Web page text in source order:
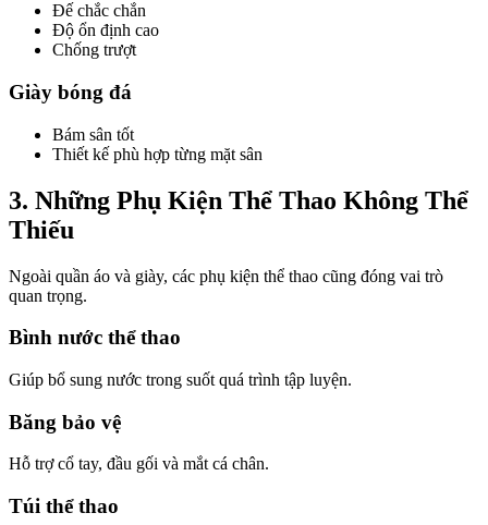
Đế chắc chắn
Độ ổn định cao
Chống trượt
Giày bóng đá
Bám sân tốt
Thiết kế phù hợp từng mặt sân
3. Những Phụ Kiện Thể Thao Không Thể
Thiếu
Ngoài quần áo và giày, các phụ kiện thể thao cũng đóng vai trò
quan trọng.
Bình nước thể thao
Giúp bổ sung nước trong suốt quá trình tập luyện.
Băng bảo vệ
Hỗ trợ cổ tay, đầu gối và mắt cá chân.
Túi thể thao